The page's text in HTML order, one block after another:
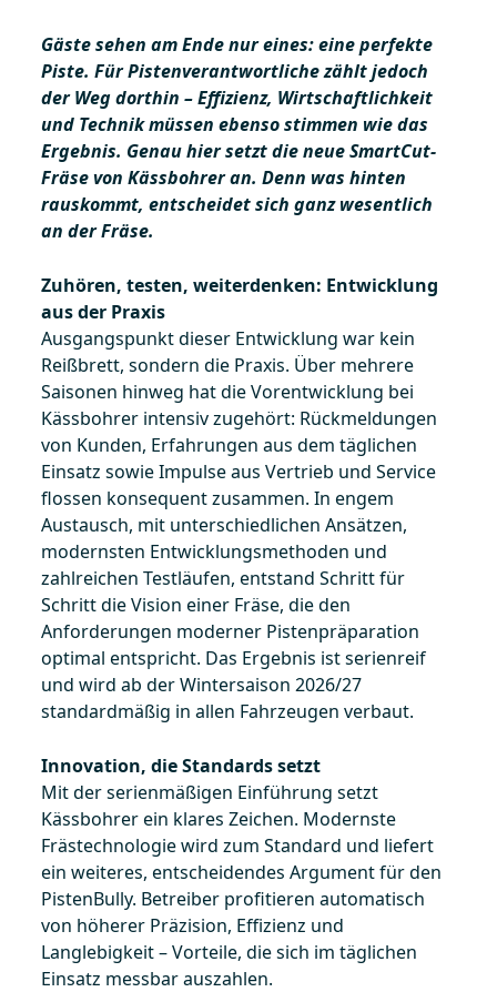
Gäste sehen am Ende nur eines: eine perfekte
Piste. Für Pistenverantwortliche zählt jedoch
der Weg dorthin – Effizienz, Wirtschaftlichkeit
und Technik müssen ebenso stimmen wie das
Ergebnis. Genau hier setzt die neue SmartCut-
Fräse von Kässbohrer an. Denn was hinten
rauskommt, entscheidet sich ganz wesentlich
an der Fräse.
Zuhören, testen, weiterdenken: Entwicklung
aus der Praxis
Ausgangspunkt dieser Entwicklung war kein
Reißbrett, sondern die Praxis. Über mehrere
Saisonen hinweg hat die Vorentwicklung bei
Kässbohrer intensiv zugehört: Rückmeldungen
von Kunden, Erfahrungen aus dem täglichen
Einsatz sowie Impulse aus Vertrieb und Service
flossen konsequent zusammen. In engem
Austausch, mit unterschiedlichen Ansätzen,
modernsten Entwicklungsmethoden und
zahlreichen Testläufen, entstand Schritt für
Schritt die Vision einer Fräse, die den
Anforderungen moderner Pistenpräparation
optimal entspricht. Das Ergebnis ist serienreif
und wird ab der Wintersaison 2026/27
standardmäßig in allen Fahrzeugen verbaut.
Innovation, die Standards setzt
Mit der serienmäßigen Einführung setzt
Kässbohrer ein klares Zeichen. Modernste
Frästechnologie wird zum Standard und liefert
ein weiteres, entscheidendes Argument für den
PistenBully. Betreiber profitieren automatisch
von höherer Präzision, Effizienz und
Langlebigkeit – Vorteile, die sich im täglichen
Einsatz messbar auszahlen.